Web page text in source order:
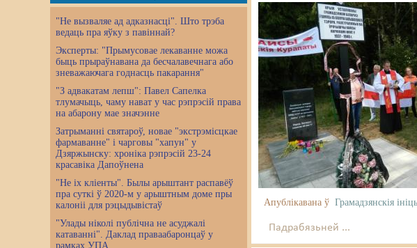
"Не вызваляе ад адказнасці". Што трэба
ведаць пра яўку з павіннай?
Эксперты: "Прымусовае лекаванне можа
быць прыраўнавана да бесчалавечнага або
зневажаючага годнасць пакарання"
"З адвакатам лепш": Павел Сапелка
тлумачыць, чаму нават у час рэпрэсій права
на абарону мае значэнне
Затрыманні святароў, новае "экстрэмісцкае
фармаванне" і чарговы "хапун" у
Дзяржынску: хроніка рэпрэсій 23-24
красавіка Дапоўнена
"Не іх кліенты". Былы арыштант распавёў
пра суткі ў 2020-м у арыштным доме пры
калоніі для рэцыдывістаў
"Улады ніколі публічна не асуджалі
катаванні". Даклад праваабаронцаў у
рамках УПА
Апублікавана ў Грамадзянскія
Падрабязьней ...